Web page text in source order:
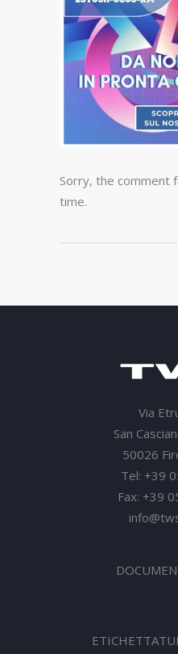
Sorry, the comment
time.
Via
San
50026
Tel: +39
Fax: +39